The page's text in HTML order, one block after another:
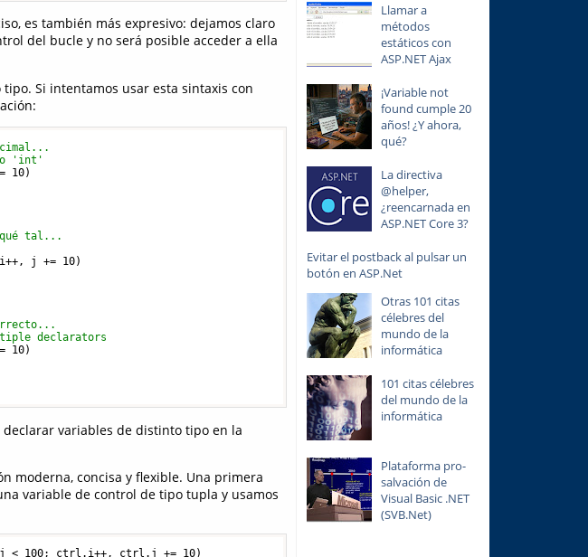
es también más expresivo: dejamos claro
del bucle y no será posible acceder a ella
Si intentamos usar esta sintaxis con
to 'int'
10)
qué tal...
j += 10)
declarators
10)
variables de distinto tipo en la
moderna, concisa y flexible. Una primera
variable de control de tipo tupla y usamos
< 100; ctrl.i++, ctrl.j += 10)
Llamar a
métodos
estáticos con
ASP.NET Ajax
¡Variable not
found cumple 20
años! ¿Y ahora,
qué?
La directiva
@helper,
¿reencarnada en
ASP.NET Core 3?
Evitar el postback al pulsar un
botón en ASP.Net
Otras 101 citas
célebres del
mundo de la
informática
101 citas célebres
del mundo de la
informática
Plataforma pro-
salvación de
Visual Basic .NET
(SVB.Net)